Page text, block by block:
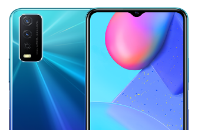
X300 X300 FE